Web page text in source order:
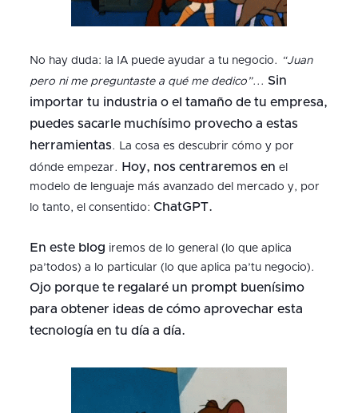
No hay duda: la IA puede ayudar a tu negocio.
“Juan
pero ni me preguntaste a qué me dedico”... Sin
importar tu industria o el tamaño de tu empresa,
puedes sacarle muchísimo provecho a estas
herramientas. La cosa es descubrir cómo y por
dónde empezar.
Hoy, nos centraremos en el
modelo de lenguaje más avanzado del mercado y, por
lo tanto, el consentido: ChatGPT.
En este blog iremos de lo general (lo que aplica
pa’todos) a lo particular (lo que aplica pa’tu negocio).
Ojo porque te regalaré un prompt buenísimo
para obtener ideas de cómo aprovechar esta
tecnología en tu día a día.